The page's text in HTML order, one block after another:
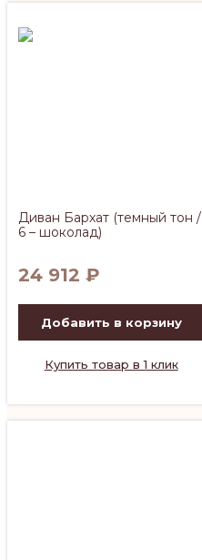
Диван Бархат (темный тон /
6 – шоколад)
24 912 ₽
Добавить в корзину
Купить товар в 1 клик